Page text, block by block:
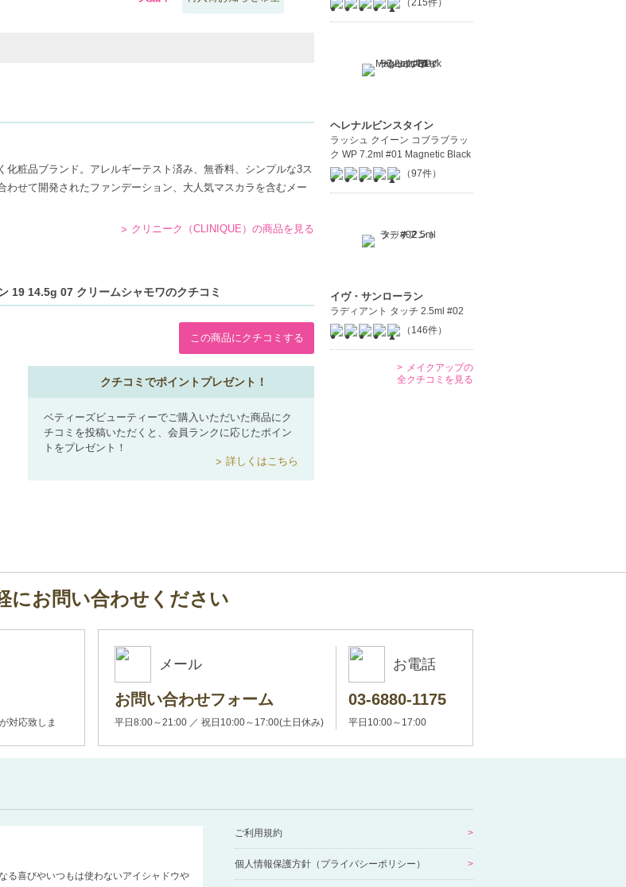
粧品ブランド。アレルギーテスト済み、無香料、シンプルな3ス
せて開発されたファンデーション、大人気マスカラを含むメー
クリニーク（CLINIQUE）の商品を見る
19 14.5g 07 クリームシャモワのクチコミ
この商品にクチコミする
クチコミでポイントプレゼント！
ベティーズビューティーでご購入いただいた商品にク
チコミを投稿いただくと、会員ランクに応じたポイン
トをプレゼント！
詳しくはこちら
（215件）
ヘレナルビンスタイン
ラッシュ クイーン コブラブラッ
ク WP 7.2ml #01 Magnetic Black
（97件）
イヴ・サンローラン
ラディアント タッチ 2.5ml #02
（146件）
メイクアップの
全クチコミを見る
にお問い合わせください
対応致しま
メール
お問い合わせフォーム
平日8:00～21:00 ／ 祝日10:00～17:00(土日休み)
お電話
03-6880-1175
平日10:00～17:00
る喜びやいつもは使わないアイシャドウや
ご利用規約
個人情報保護方針（プライバシーポリシー）